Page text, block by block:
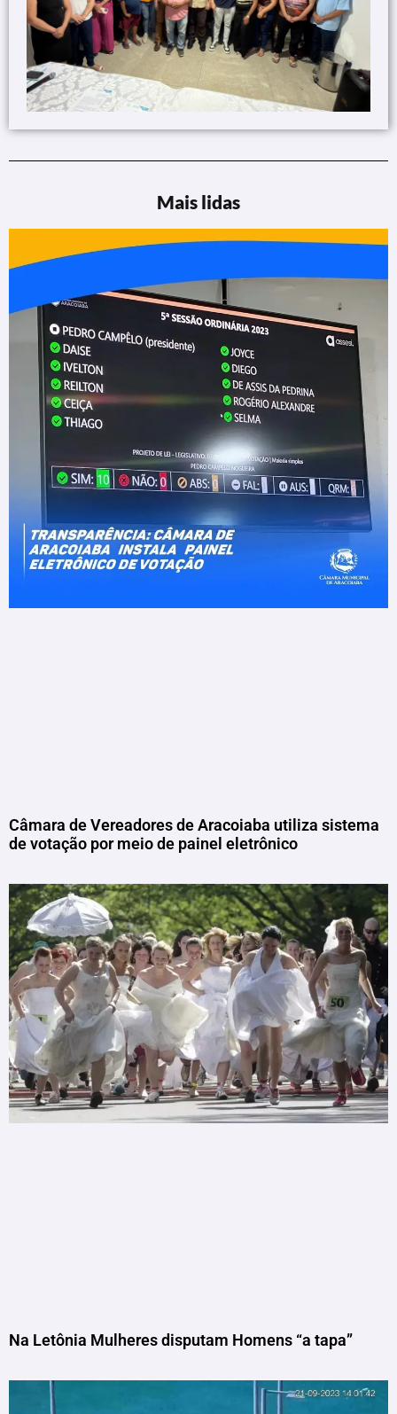
Mais lidas
Câmara de Vereadores de Aracoiaba utiliza sistema
de votação por meio de painel eletrônico
Na Letônia Mulheres disputam Homens “a tapa”